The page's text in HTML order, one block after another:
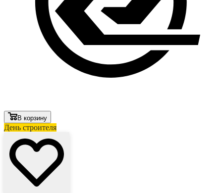
В корзину
День строителя